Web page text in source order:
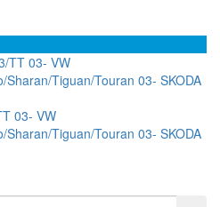
03- VW
Tiguan/Touran 03- SKODA